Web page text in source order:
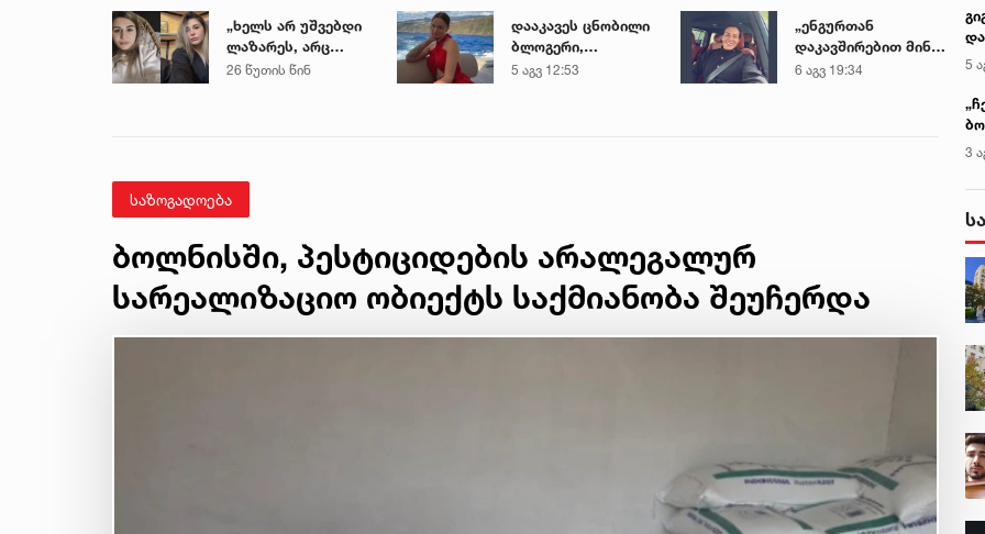
„ხელს არ უშვებდი
ლაზარეს, არც
ახლა გაუშვი...“ -
26 წუთის წინ
დააკავეს ცნობილი
ბლოგერი,
რომელმაც ონლაინ
5 აგვ 12:53
„ენგურთან
დაკავშირებით მინდა
ვთქვა...“ - გოგა
6 აგვ 19:34
საზოგადოება
ბოლნისში, პესტიციდების არალეგალურ
სარეალიზაციო ობიექტს საქმიანობა შეუჩერდა
5
3